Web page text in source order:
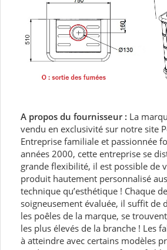
A propos du fournisseur : La
vendu en exclusivité sur notre site
Entreprise familiale et passionnée
années 2000, cette entreprise se
grande flexibilité, il est possible de
produit hautement personnalisé
technique qu’esthétique ! Chaque
soigneusement évaluée, il suffit de
les poêles de la marque, se
les plus élevés de la branche ! Les
à atteindre avec certains modèles